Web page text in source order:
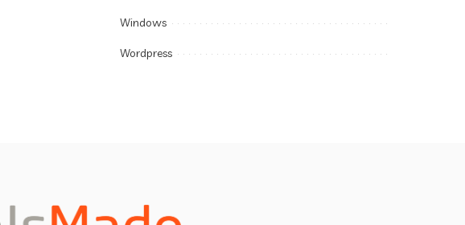
Windows
Wordpress